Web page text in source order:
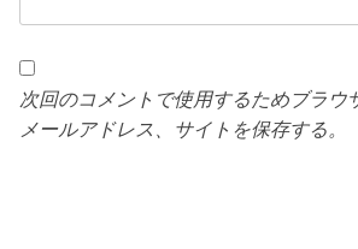
次回のコメントで使用するためブラウ
メールアドレス、サイトを保存する。